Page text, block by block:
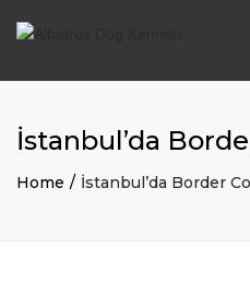
İstanbul’da
Home İstanbul’da Border